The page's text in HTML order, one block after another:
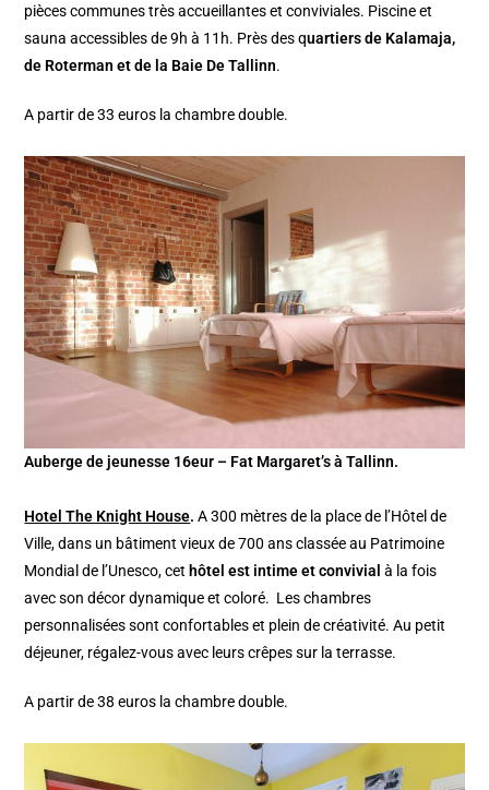
pièces communes très accueillantes et conviviales. Piscine et
sauna accessibles de 9h à 11h. Près des quartiers de Kalamaja,
de Roterman et de la Baie De Tallinn.
A partir de 33 euros la chambre double.
Auberge de jeunesse 16eur – Fat Margaret’s à Tallinn.
Hotel The Knight House.A 300 mètres de la place de l’Hôtel de
Ville, dans un bâtiment vieux de 700 ans classée au Patrimoine
Mondial de l’Unesco, cet hôtel est intime et convivial à la fois
avec son décor dynamique et coloré. Les chambres
personnalisées sont confortables et plein de créativité. Au petit
déjeuner, régalez-vous avec leurs crêpes sur la terrasse.
A partir de 38 euros la chambre double.